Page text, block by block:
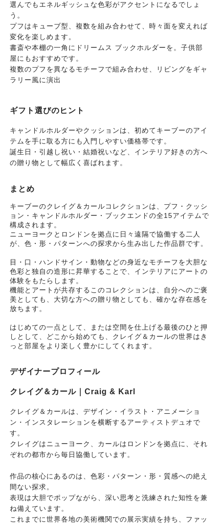
選んでもエネルギッシュな色彩がアクセントになるでしょ
う。
プフはキューブ型、複数を組み合わせて、時々面を変えれば
変化を楽しめます。
書斎や本棚の一角にドリームス ブックホルダーを。子供部
屋にもおすすめです。
複数のプフを異なるモチーフで組み合わせ、リビングをギャ
ラリー風に演出
ギフト選びのヒント
キャンドルホルダーやクッションは、初めてキーブーのアイ
テムを手に取る方にも入門しやすい価格帯です。
誕生日・引越し祝い・結婚祝いなど、インテリア好きの方へ
の贈り物として幅広く喜ばれます。
まとめ
キーブーのクレイグ＆カールコレクションは、プフ・クッシ
ョン・キャンドルホルダー・ブックエンドの全15アイテムで
構成されます。
ニューヨークとロンドンを拠点に日々遠隔で協働する二人
が、色・形・パターンへの探求から生み出した作品群です。
目・口・ハンドサイン・動物などの身近なモチーフを大胆な
色彩と独自の造形に昇華することで、インテリアにアートの
体験をもたらします。
機能とアートが共存するこのコレクションは、自分へのご褒
美としても、大切な方への贈り物としても、確かな存在感を
放ちます。
はじめての一点として、または空間を仕上げる最後のひと押
しとして、どこから始めても、クレイグ＆カールの世界はき
っと部屋をより楽しく豊かにしてくれます。
デザイナープロフィール
クレイグ＆カール｜Craig & Karl
クレイグ＆カールは、デザイン・イラスト・アニメーショ
ン・インスタレーションを横断するアーティストデュオで
す。
クレイグはニューヨーク、カールはロンドンを拠点に、それ
ぞれの都市から毎日協働しています。
作品の核心にあるのは、色彩・パターン・形・質感への絶え
間ない探求。
表現は大胆でポップながら、深い思考と洗練された知性を兼
ね備えています。
これまでに世界各地の美術機関での展示実績を持ち、ファッ